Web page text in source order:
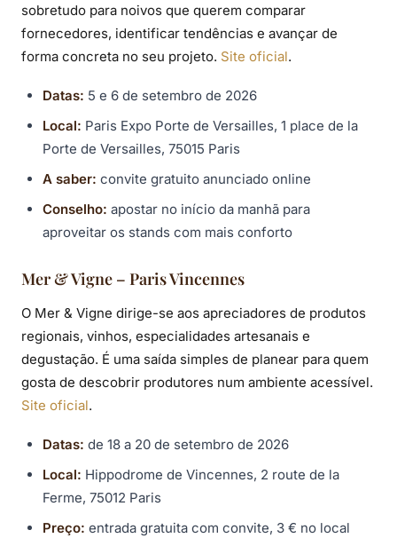
sobretudo para noivos que querem comparar
fornecedores, identificar tendências e avançar de
forma concreta no seu projeto. Site oficial.
Datas: 5 e 6 de setembro de 2026
Local: Paris Expo Porte de Versailles, 1 place de la
Porte de Versailles, 75015 Paris
A saber: convite gratuito anunciado online
Conselho: apostar no início da manhã para
aproveitar os stands com mais conforto
Mer & Vigne – Paris Vincennes
O Mer & Vigne dirige-se aos apreciadores de produtos
regionais, vinhos, especialidades artesanais e
degustação. É uma saída simples de planear para quem
gosta de descobrir produtores num ambiente acessível.
Site oficial.
Datas: de 18 a 20 de setembro de 2026
Local: Hippodrome de Vincennes, 2 route de la
Ferme, 75012 Paris
Preço: entrada gratuita com convite, 3 € no local